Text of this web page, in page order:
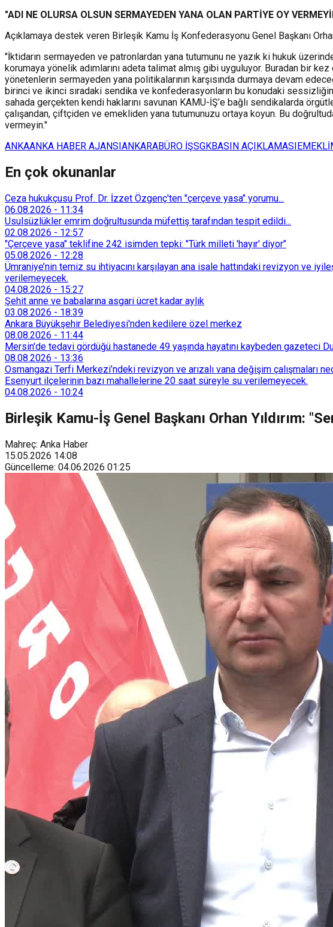
"ADI NE OLURSA OLSUN SERMAYEDEN YANA OLAN PARTİYE OY
Açıklamaya destek veren Birleşik Kamu İş Konfederasyonu Genel Başkanı
"İktidarın sermayeden ve patronlardan yana tutumunu ne yazık ki hukuk
korumaya yönelik adımlarını adeta talimat almış gibi uyguluyor. Buradan bir
yönetenlerin sermayeden yana politikalarının karşısında durmaya devam
birinci ve ikinci sıradaki sendika ve konfederasyonların bu konudaki
sahada gerçekten kendi haklarını savunan KAMU-İŞ’e bağlı sendikalarda
çalışandan, çiftçiden ve emekliden yana tutumunuzu ortaya koyun. Bu
vermeyin."
ANKAANKA HABER AJANSIANKARABÜRO İŞSGKBASIN AÇIKLAMASIEMEKLİ
En çok okunanlar
Ceza hukukçusu Prof. Dr. İzzet Özgenç'ten "çerçeve yasa" yorumu...
06.08.2026 - 11:34
Usulsüzlükler emrim doğrultusunda müfettiş tarafından tespit edildi...
02.08.2026 - 12:57
"Çerçeve yasa" teklifine 242 isimden tepki: "Türk milleti 'hayır' diyor"
05.08.2026 - 12:28
Ümraniye’nin temiz su ihtiyacını karşılayan ana isale hattındaki revizyon ve
verilemeyecek.
04.08.2026 - 15:27
Şehit anne ve babalarına asgari ücret kadar aylık
03.08.2026 - 18:39
Ankara Büyükşehir Belediyesi'nden kedilere özel merkez
08.08.2026 - 11:44
Mersin'de tedavi gördüğü hastanede 49 yaşında hayatını kaybeden gazeteci
08.08.2026 - 13:36
Osmangazi Terfi Merkezi’ndeki revizyon ve arızalı vana değişim çalışmaları
Esenyurt ilçelerinin bazı mahallelerine 20 saat süreyle su verilemeyecek.
04.08.2026 - 10:24
Birleşik Kamu-İş Genel Başkanı Orhan Yıldırım:
Mahreç: Anka Haber
15.05.2026 14:08
Güncelleme: 04.06.2026 01:25